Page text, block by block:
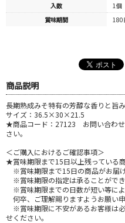
入数
1個
賞味期間
180
商品説明
長期熟成みそ特有の芳醇な香りと旨
サイズ：36.5×30×21.5
★商品コード：27123 お問い合わせ
さい。
＜ご購入におけるご確認事項＞
★賞味期限まで15日以上残っている商
※賞味期限まで15日の商品がお届け
※賞味期限の指定は承ることができ
※賞味期限までの日数が短い等によ
何卒、ご理解賜りますようお願い申
※賞味期限に不安があるお客様は
せください。